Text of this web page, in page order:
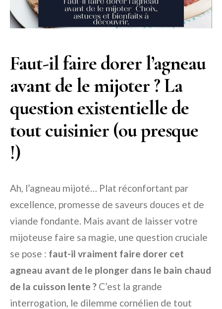
Faut-il faire dorer l’agneau
avant de le mijoter ? La
question existentielle de
tout cuisinier (ou presque
!)
Ah, l’agneau mijoté… Plat réconfortant par
excellence, promesse de saveurs douces et de
viande fondante. Mais avant de laisser votre
mijoteuse faire sa magie, une question cruciale
se pose : faut-il vraiment faire dorer cet
agneau avant de le plonger dans le bain chaud
de la cuisson lente ? C’est la grande
interrogation, le dilemme cornélien de tout